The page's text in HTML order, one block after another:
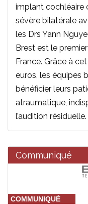
implant cochléaire
sévère bilatérale
les Drs Yann
Brest est le
France. Grâce à
euros, les équipes
bénéficier leurs
atraumatique,
l’audition résiduelle.
Communiqué
COMMUNIQUÉ